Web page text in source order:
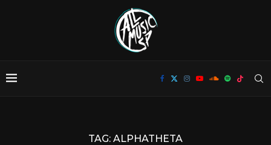
TAG: ALPHATHETA